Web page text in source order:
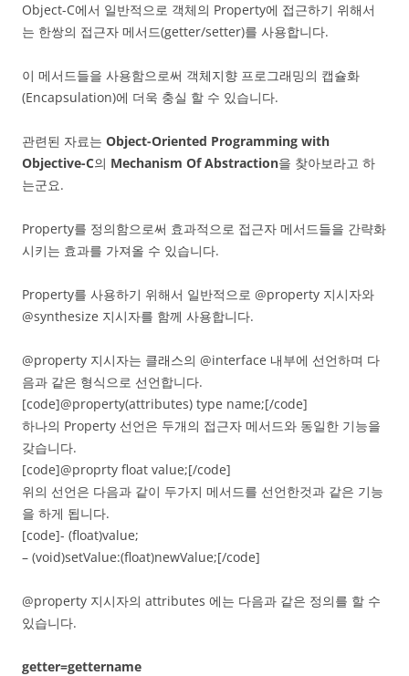
Object-C에서 일반적으로 객체의 Property에 접근하기 위해서
는 한쌍의 접근자 메서드(getter/setter)를 사용합니다.
이 메서드들을 사용함으로써 객체지향 프로그래밍의 캡슐화
(Encapsulation)에 더욱 충실 할 수 있습니다.
관련된 자료는 Object-Oriented Programming with
Objective-C의 Mechanism Of Abstraction을 찾아보라고 하
는군요.
Property를 정의함으로써 효과적으로 접근자 메서드들을 간략화
시키는 효과를 가져올 수 있습니다.
Property를 사용하기 위해서 일반적으로 @property 지시자와
@synthesize 지시자를 함께 사용합니다.
@property 지시자는 클래스의 @interface 내부에 선언하며 다
음과 같은 형식으로 선언합니다.
[code]@property(attributes) type name;[/code]
하나의 Property 선언은 두개의 접근자 메서드와 동일한 기능을
갖습니다.
[code]@proprty float value;[/code]
위의 선언은 다음과 같이 두가지 메서드를 선언한것과 같은 기능
을 하게 됩니다.
[code]- (float)value;
– (void)setValue:(float)newValue;[/code]
@property 지시자의 attributes 에는 다음과 같은 정의를 할 수
있습니다.
getter=gettername